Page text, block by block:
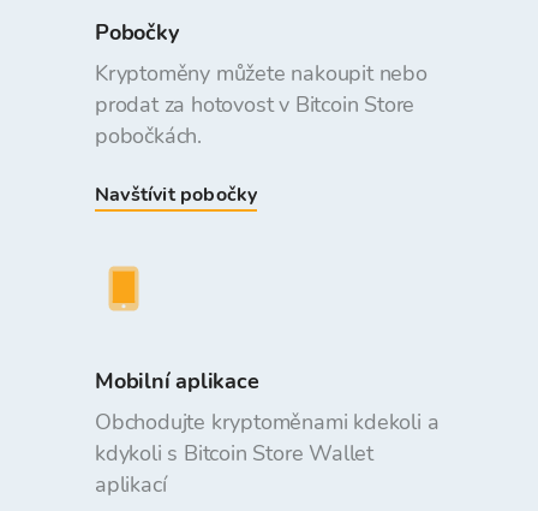
Pobočky
Kryptoměny můžete nakoupit nebo
prodat za hotovost v Bitcoin Store
pobočkách.
Navštívit pobočky
Mobilní aplikace
Obchodujte kryptoměnami kdekoli a
kdykoli s Bitcoin Store Wallet
aplikací